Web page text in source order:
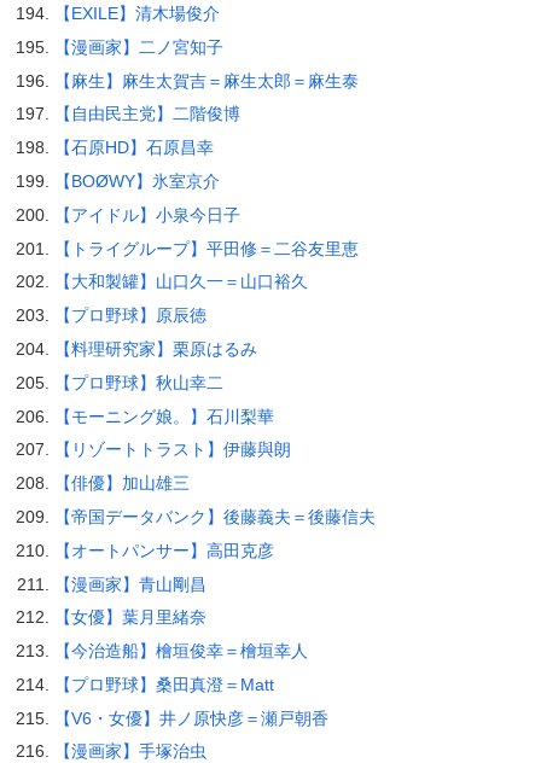
【EXILE】清木場俊介
【漫画家】二ノ宮知子
【麻生】麻生太賀吉＝麻生太郎＝麻生泰
【自由民主党】二階俊博
【石原HD】石原昌幸
【BOØWY】氷室京介
【アイドル】小泉今日子
【トライグループ】平田修＝二谷友里恵
【大和製罐】山口久一＝山口裕久
【プロ野球】原辰徳
【料理研究家】栗原はるみ
【プロ野球】秋山幸二
【モーニング娘。】石川梨華
【リゾートトラスト】伊藤與朗
【俳優】加山雄三
【帝国データバンク】後藤義夫＝後藤信夫
【オートパンサー】高田克彦
【漫画家】青山剛昌
【女優】葉月里緒奈
【今治造船】檜垣俊幸＝檜垣幸人
【プロ野球】桑田真澄＝Matt
【V6・女優】井ノ原快彦＝瀬戸朝香
【漫画家】手塚治虫